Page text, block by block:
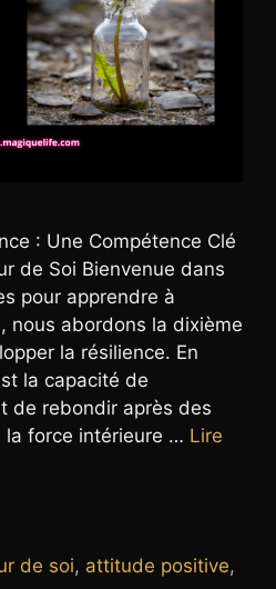
: Une Compétence Clé
de Soi Bienvenue dans
pour apprendre à
nous abordons la dixième
la résilience. En
la capacité de
de rebondir après des
la force intérieure … Lire
de soi, attitude positive,